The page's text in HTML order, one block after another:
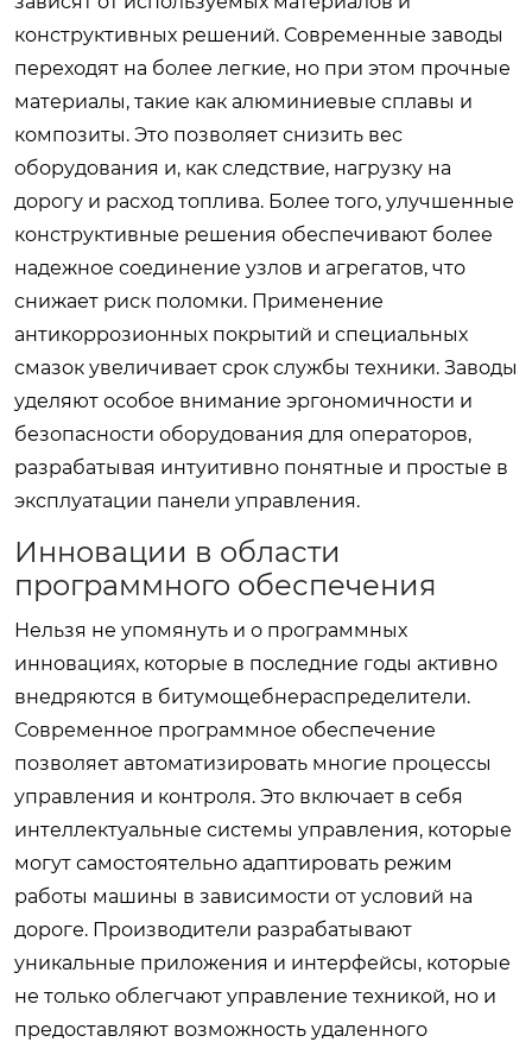
конструктивных решений. Современные заводы
переходят на более легкие, но при этом прочные
материалы, такие как алюминиевые сплавы и
композиты. Это позволяет снизить вес
оборудования и, как следствие, нагрузку на
дорогу и расход топлива. Более того, улучшенные
конструктивные решения обеспечивают более
надежное соединение узлов и агрегатов, что
снижает риск поломки. Применение
антикоррозионных покрытий и специальных
смазок увеличивает срок службы техники. Заводы
уделяют особое внимание эргономичности и
безопасности оборудования для операторов,
разрабатывая интуитивно понятные и простые в
эксплуатации панели управления.
Инновации в области
программного обеспечения
Нельзя не упомянуть и о программных
инновациях, которые в последние годы активно
внедряются в битумощебнераспределители.
Современное программное обеспечение
позволяет автоматизировать многие процессы
управления и контроля. Это включает в себя
интеллектуальные системы управления, которые
могут самостоятельно адаптировать режим
работы машины в зависимости от условий на
дороге. Производители разрабатывают
уникальные приложения и интерфейсы, которые
не только облегчают управление техникой, но и
предоставляют возможность удаленного